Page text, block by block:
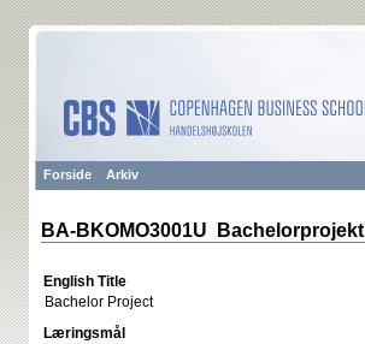
Forside Arkiv
BA-BKOMO3001U Bachelorprojekt
English Title
Bachelor Project
Læringsmål